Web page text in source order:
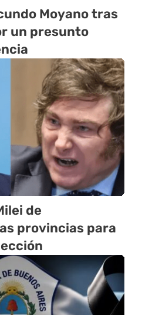
Moyano tras
un presunto
de
provincias para